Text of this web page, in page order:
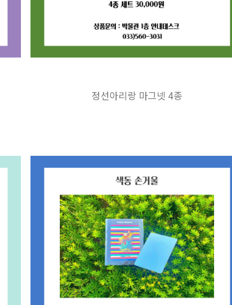
정선아리랑 마그넷 4종